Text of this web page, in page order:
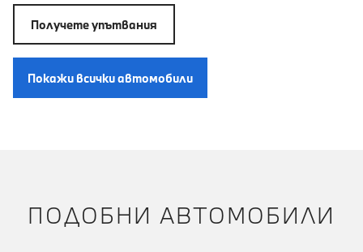
Получете упътвания
Покажи всички автомобили
ПОДОБНИ АВТОМОБИЛИ